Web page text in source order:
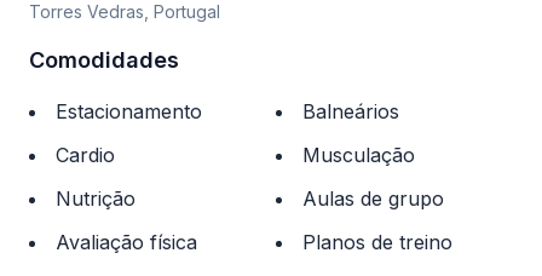
Torres Vedras, Portugal
Comodidades
Estacionamento
Balneários
Cardio
Musculação
Nutrição
Aulas de grupo
Avaliação física
Planos de treino